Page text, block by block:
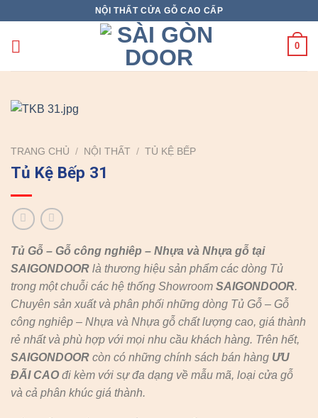
content
NỘI THẤT CỬA GỖ CAO CẤP
0
TRANG CHỦ / NỘI THẤT / TỦ KỆ BẾP
Tủ Kệ Bếp 31
Tủ Gỗ – Gỗ công nghiêp – Nhựa và Nhựa gỗ tại
SAIGONDOOR là thương hiệu sản phẩm các dòng Tủ
trong một chuỗi các hệ thống Showroom SAIGONDOOR.
Chuyên sản xuất và phân phối những dòng Tủ Gỗ – Gỗ
công nghiêp – Nhựa và Nhựa gỗ chất lượng cao, giá thành
rẻ nhất và phù hợp với mọi nhu cầu khách hàng. Trên hết,
SAIGONDOOR còn có những chính sách bán hàng ƯU
ĐÃI CAO đi kèm với sự đa dạng về mẫu mã, loại cửa gỗ
và cả phân khúc giá thành.